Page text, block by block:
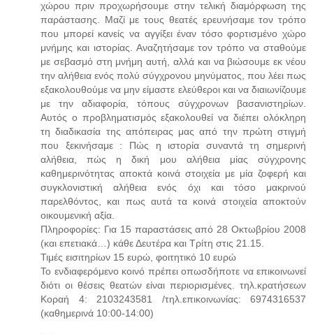
χώρου πριν προχωρήσουμε στην τελική διαμόρφωση της
παράστασης. Μαζί με τους θεατές ερευνήσαμε τον τρόπο
που μπορεί κανείς να αγγίξει έναν τόσο φορτισμένο χώρο
μνήμης και ιστορίας. Αναζητήσαμε τον τρόπο να σταθούμε
με σεβασμό στη μνήμη αυτή, αλλά και να βιώσουμε εκ νέου
την αλήθεια ενός πολύ σύγχρονου μηνύματος, που λέει πως
εξακολουθούμε να μην είμαστε ελεύθεροι και να διαιωνίζουμε
με την αδιαφορία, τόπους σύγχρονων βασανιστηρίων.
Αυτός ο προβληματισμός εξακολουθεί να διέπει ολόκληρη
τη διαδικασία της απόπειρας μας από την πρώτη στιγμή
που ξεκινήσαμε : Πώς η ιστορία συναντά τη σημερινή
αλήθεια, πώς η δική μου αλήθεια μίας σύγχρονης
καθημερινότητας αποκτά κοινά στοιχεία με μία ζοφερή και
συγκλονιστική αλήθεια ενός όχι και τόσο μακρινού
παρελθόντος, και πως αυτά τα κοινά στοιχεία αποκτούν
οικουμενική αξία.
Πληροφορίες: Για 15 παραστάσεις από 28 Οκτωβρίου 2008
(και επετιακά…) κάθε Δευτέρα και Τρίτη στις 21.15.
Τιμές εισιτηρίων 15 ευρώ, φοιτητικό 10 ευρώ
Το ενδιαφερόμενο κοινό πρέπει οπωσδήποτε να επικοινωνεί
διότι οι θέσεις θεατών είναι περιορισμένες. τηλ.κρατήσεων
Κοραή 4: 2103243581 /τηλ.επικοινωνίας: 6974316537
(καθημερινά 10:00-14:00)